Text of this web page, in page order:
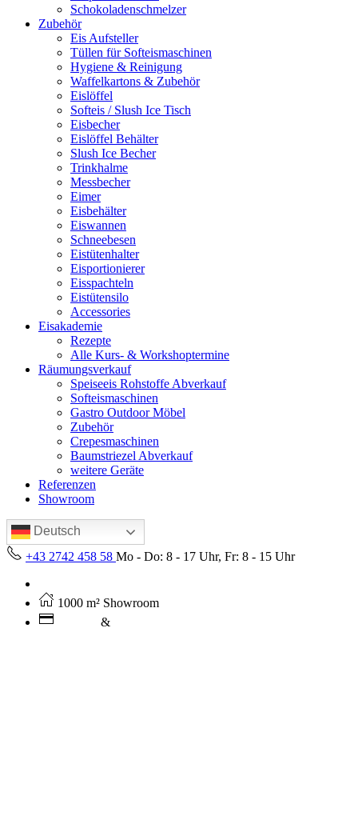
Schokoladenschmelzer
Zubehör
Eis Aufsteller
Tüllen für Softeismaschinen
Hygiene & Reinigung
Waffelkartons & Zubehör
Eislöffel
Softeis / Slush Ice Tisch
Eisbecher
Eislöffel Behälter
Slush Ice Becher
Trinkhalme
Messbecher
Eimer
Eisbehälter
Eiswannen
Schneebesen
Eistütenhalter
Eisportionierer
Eisspachteln
Eistütensilo
Accessories
Eisakademie
Rezepte
Alle Kurs- & Workshoptermine
Räumungsverkauf
Speiseeis Rohstoffe Abverkauf
Softeismaschinen
Gastro Outdoor Möbel
Zubehör
Crepesmaschinen
Baumstriezel Abverkauf
weitere Geräte
Referenzen
Showroom
Deutsch
+43 2742 458 58 Mo - Do: 8 - 17 Uhr, Fr: 8 - 15 Uhr
1000 m² Showroom
&